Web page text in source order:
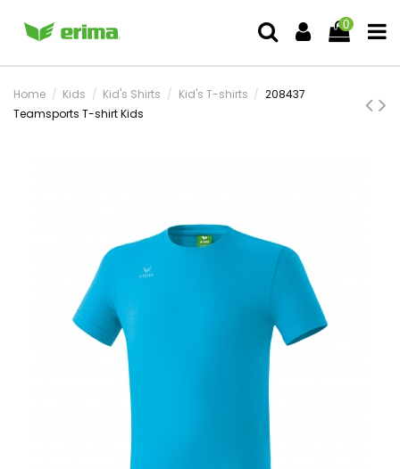
0
Home Kids Kid's Shirts Kid's T-shirts
208437
Teamsports T-shirt Kids